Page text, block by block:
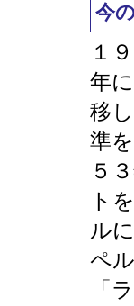
今
１
年
移
準
５
ト
ル
ペ
「